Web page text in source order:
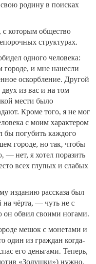
родину в поисках
с которым общество
структурах.
одного человека:
и мне нанесли
оскорбление. Другой
из вас и на том
мести было
Кроме того, я не мог
с моим характером
бы погубить каждого
городе, но так, чтобы
— нет, я хотел поразить
всех глупых и слабых
изданию рассказа был
на чёрта, — чуть не с
он обвил своими ногами.
мешок с монетами и
один из граждан когда-
его деньгами. Теперь,
«Золушки») нужно,